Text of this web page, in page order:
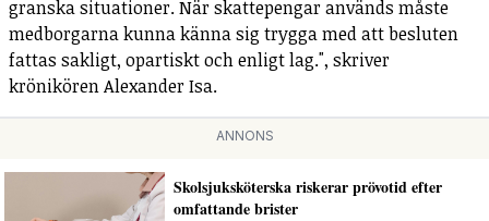
granska situationer. När skattepengar används måste
medborgarna kunna känna sig trygga med att besluten
fattas sakligt, opartiskt och enligt lag.", skriver
krönikören Alexander Isa.
ANNONS
Skolsjuksköterska riskerar prövotid efter
omfattande brister